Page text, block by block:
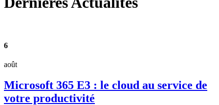
6
août
Microsoft 365 E3 : le cloud au service de
votre productivité